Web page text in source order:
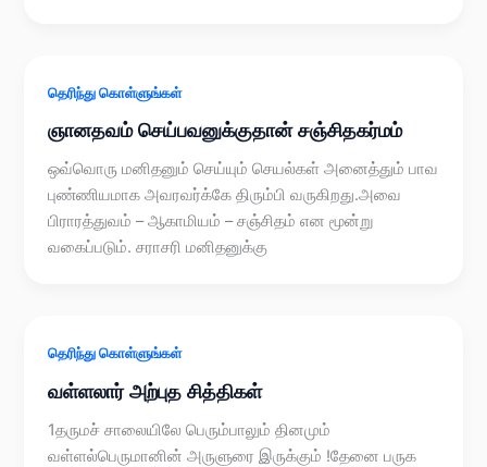
தெரிந்து கொள்ளுங்கள்
ஞானதவம் செய்பவனுக்குதான் சஞ்சிதகர்மம்
ஒவ்வொரு மனிதனும் செய்யும் செயல்கள் அனைத்தும் பாவ
புண்ணியமாக அவரவர்க்கே திரும்பி வருகிறது.அவை
பிராரத்துவம் – ஆகாமியம் – சஞ்சிதம் என மூன்று
வகைப்படும். சராசரி மனிதனுக்கு
தெரிந்து கொள்ளுங்கள்
வள்ளலார் அற்புத சித்திகள்
1தருமச் சாலையிலே பெரும்பாலும் தினமும்
வள்ளல்பெருமானின் அருளுரை இருக்கும் !தேனை பருக